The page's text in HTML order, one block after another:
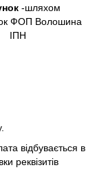
-шляхом
ФОП Волошина
ІПН
відбувається в
реквізитів